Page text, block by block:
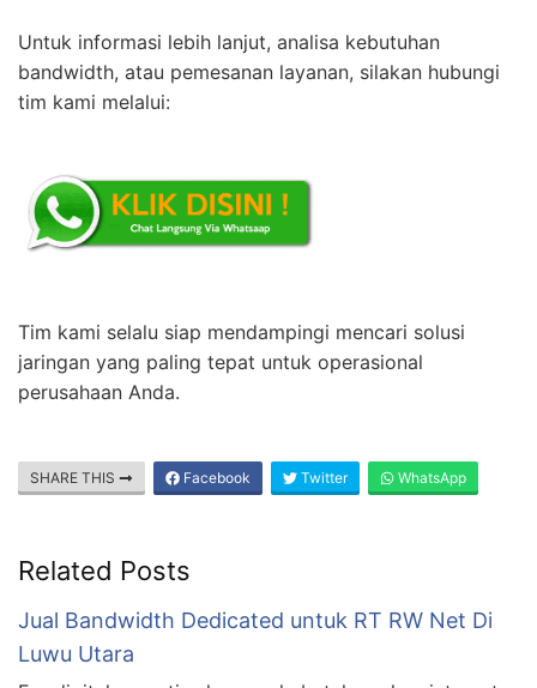
Untuk informasi lebih lanjut, analisa kebutuhan
bandwidth, atau pemesanan layanan, silakan hubungi
tim kami melalui:
Tim kami selalu siap mendampingi mencari solusi
jaringan yang paling tepat untuk operasional
perusahaan Anda.
SHARE THIS Facebook Twitter WhatsApp
Related Posts
Jual Bandwidth Dedicated untuk RT RW Net Di
Luwu Utara